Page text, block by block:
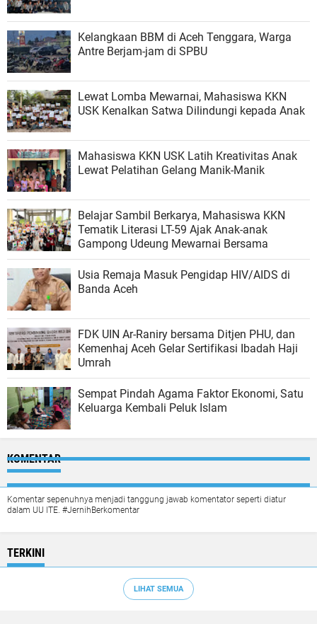
Kelangkaan BBM di Aceh Tenggara, Warga
Antre Berjam-jam di SPBU
Lewat Lomba Mewarnai, Mahasiswa KKN
USK Kenalkan Satwa Dilindungi kepada Anak
Mahasiswa KKN USK Latih Kreativitas Anak
Lewat Pelatihan Gelang Manik-Manik
Belajar Sambil Berkarya, Mahasiswa KKN
Tematik Literasi LT-59 Ajak Anak-anak
Gampong Udeung Mewarnai Bersama
Usia Remaja Masuk Pengidap HIV/AIDS di
Banda Aceh
FDK UIN Ar-Raniry bersama Ditjen PHU, dan
Kemenhaj Aceh Gelar Sertifikasi Ibadah Haji
Umrah
Sempat Pindah Agama Faktor Ekonomi, Satu
Keluarga Kembali Peluk Islam
KOMENTAR
Komentar sepenuhnya menjadi tanggung jawab komentator seperti diatur
dalam UU ITE. #JernihBerkomentar
TERKINI
LIHAT SEMUA